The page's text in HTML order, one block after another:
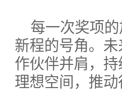
每一次奖项
新程的号角。
作伙伴并肩，
理想空间，推